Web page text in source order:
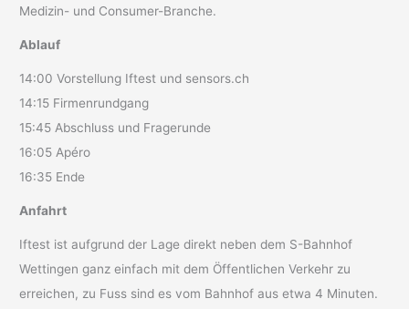
Medizin- und Consumer-Branche.
Ablauf
14:00 Vorstellung Iftest und sensors.ch
14:15 Firmenrundgang
15:45 Abschluss und Fragerunde
16:05 Apéro
16:35 Ende
Anfahrt
Iftest ist aufgrund der Lage direkt neben dem S-Bahnhof
Wettingen ganz einfach mit dem Öffentlichen Verkehr zu
erreichen, zu Fuss sind es vom Bahnhof aus etwa 4 Minuten.